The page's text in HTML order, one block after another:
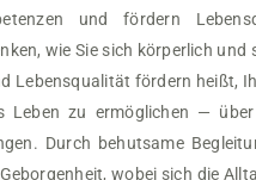
und fördern
wie Sie sich körperlich und
Lebensqualität fördern heißt,
Leben zu ermöglichen — über
Durch behutsame
wobei sich die